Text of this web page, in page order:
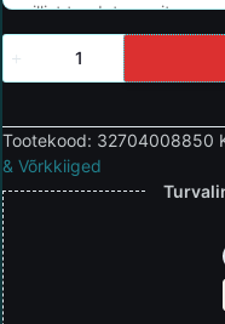
Tootekood: 32704008850
& Võrkkiiged